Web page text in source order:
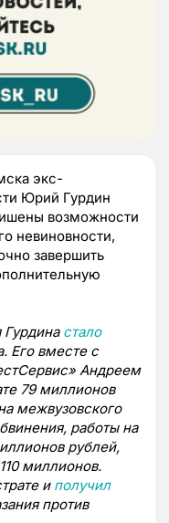
экс-
Юрий Гурдин
возможности
невиновности,
завершить
стало
Его вместе с
Андреем
79 миллионов
межвузовского
работы на
рублей,
миллионов.
и получил
против